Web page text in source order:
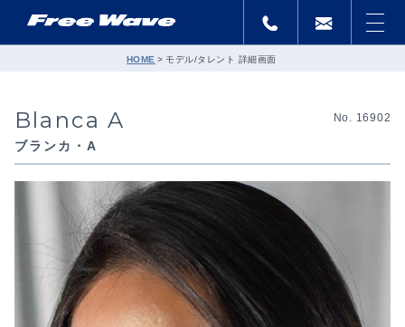
HOME モデル/タレント 詳細画面
Blanca A
ブランカ・A
No. 16902